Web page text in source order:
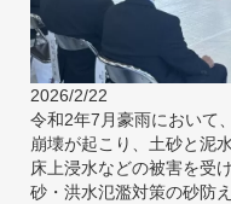
2026/2/22
令和2年7月豪雨において
崩壊が起こり、土砂と泥
床上浸水などの被害を受
砂・洪水氾濫対策の砂防